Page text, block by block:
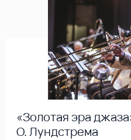
«Золотая эра
О. Лундстрема